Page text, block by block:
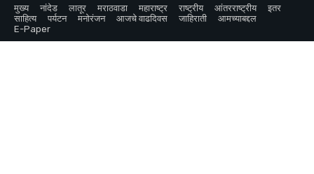
मुख्य
नांदेड लातूर मराठवाडा महाराष्ट्र राष्ट्रीय आंतरराष्ट्रीय
इतर
साहित्य
पर्यटन मनोरंजन आजचे वाढदिवस जाहिराती
आमच्याबद्दल
E-Paper